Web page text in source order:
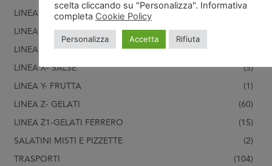
LINEA U - ATTREZZATURA
(15)
LINEA V- PASTA FRESCA
LINEA W - PRODOTTI FRESCHI
LINEA X- SALSE
(5)
LINEA Y- FRUTTA
(1)
LINEA Z- GELATI
(60)
LINEA Z1-GELATI FERRERO
(15)
SALATINI MISTI E PIZZETTE
(2)
TRASPORTI
(104)
scelta cliccando su "Personalizza". Informativa
completa Cookie Policy
Personalizza Accetta Rifiuta